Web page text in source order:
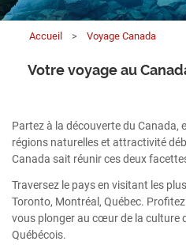
Accueil > Voyage Canada
Votre voyage au
Partez à la découverte du Canada,
régions naturelles et attractivité
Canada sait réunir ces deux
Traversez le pays en visitant les
Toronto, Montréal, Québec.
vous plonger au cœur de la culture
Québécois.